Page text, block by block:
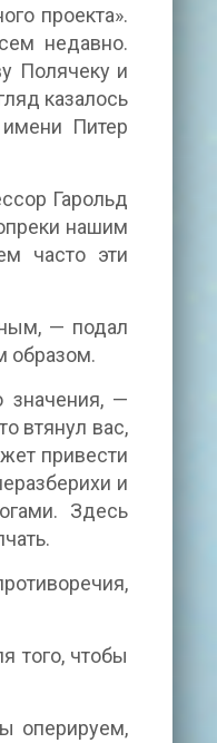
проекта».
недавно.
Полячеку и
казалось
Питер
Гарольд
нашим
часто эти
— подал
образом.
значения, —
втянул вас,
привести
и
Здесь
того, чтобы
оперируем,